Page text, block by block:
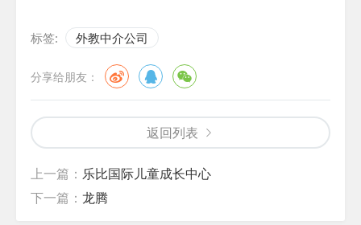
标签: 外教中介公司
分享给朋友：
返回列表
上一篇： 乐比国际儿童成长中心
下一篇： 龙腾